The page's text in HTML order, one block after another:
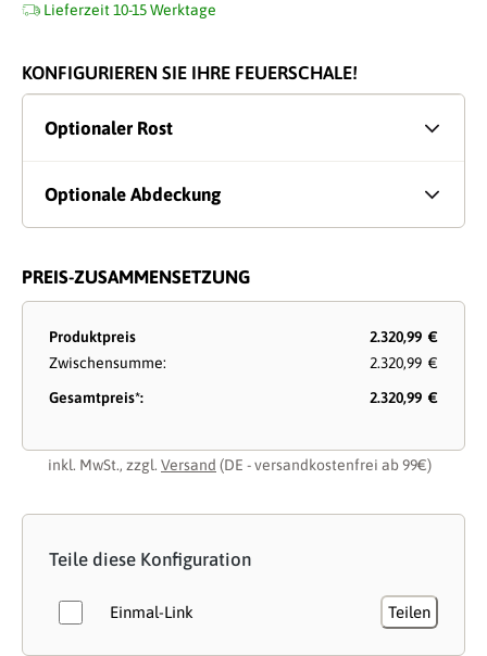
Lieferzeit 10-15 Werktage
KONFIGURIEREN SIE IHRE FEUERSCHALE!
Optionaler Rost
Optionale Abdeckung
PREIS-ZUSAMMENSETZUNG
Produktpreis
2.320,99 €
Zwischensumme:
2.320,99 €
Gesamtpreis*:
2.320,99 €
inkl. MwSt., zzgl. Versand (DE - versandkostenfrei ab 99€)
Teile diese Konfiguration
Einmal-Link Teilen